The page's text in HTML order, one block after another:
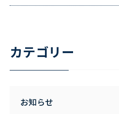
カテゴリー
お知らせ